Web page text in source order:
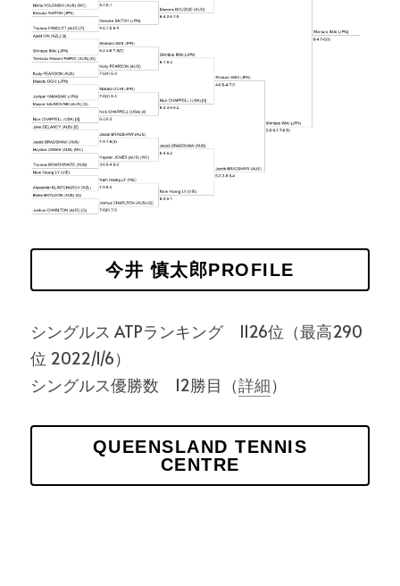
今井 慎太郎PROFILE
シングルス ATPランキング　1126位（最高290
位 2022/1/6）
シングルス優勝数　12勝目（詳細）
QUEENSLAND TENNIS
CENTRE